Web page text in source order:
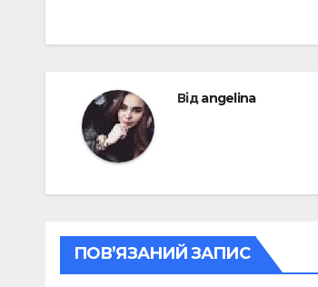
Відangelina
ПОВ’ЯЗАНИЙ ЗАПИС